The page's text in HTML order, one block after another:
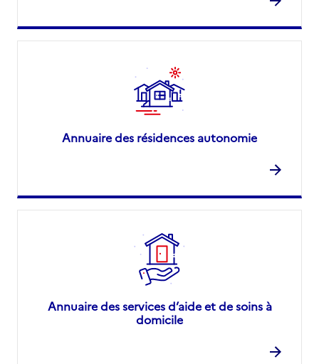
Annuaire des résidences autonomie
Annuaire des services d’aide et de soins à
domicile